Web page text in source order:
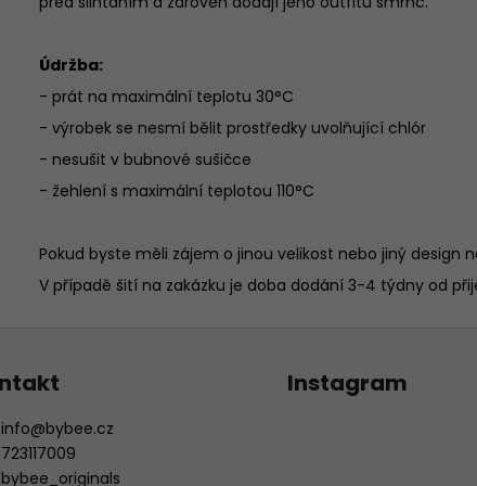
Údržba:
- prát na maximální teplotu 30°C
- výrobek se nesmí bělit prostředky uvolňující chlór
- nesušit v bubnové sušičce
- žehlení s maximální teplotou 110°C
Pokud byste měli zájem o jinou velikost nebo jiný design
V případě šití na zakázku je doba dodání 3-4 týdny od
info@bybee.cz
723117009
bybee_originals
Instagram